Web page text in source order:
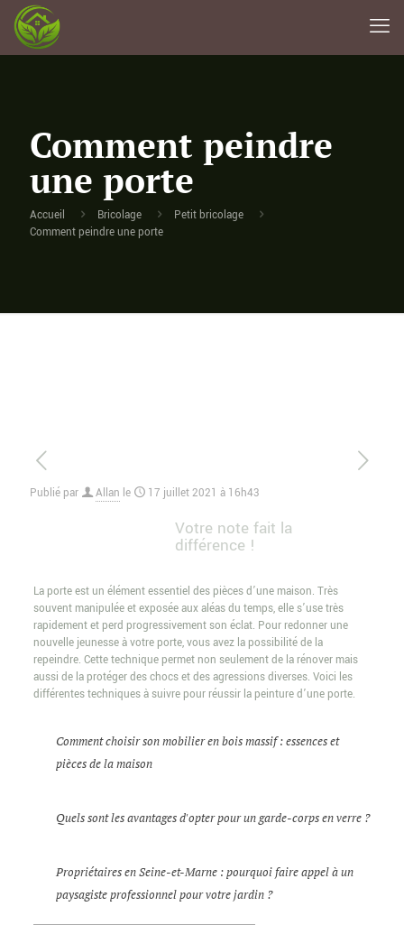
Comment peindre
une porte
Accueil Bricolage
Petit bricolage
Comment peindre une porte
Publié par Allan le 17 juillet 2021 à 16h43
Votre note fait la
différence !
La porte est un élément essentiel des pièces d’une maison. Très
souvent manipulée et exposée aux aléas du temps, elle s’use très
rapidement et perd progressivement son éclat. Pour redonner une
nouvelle jeunesse à votre porte, vous avez la possibilité de la
repeindre. Cette technique permet non seulement de la rénover mais
aussi de la protéger des chocs et des agressions diverses. Voici les
différentes techniques à suivre pour réussir la peinture d’une porte.
Comment choisir son mobilier en bois massif : essences et
pièces de la maison
Quels sont les avantages d'opter pour un garde-corps en verre ?
Propriétaires en Seine-et-Marne : pourquoi faire appel à un
paysagiste professionnel pour votre jardin ?